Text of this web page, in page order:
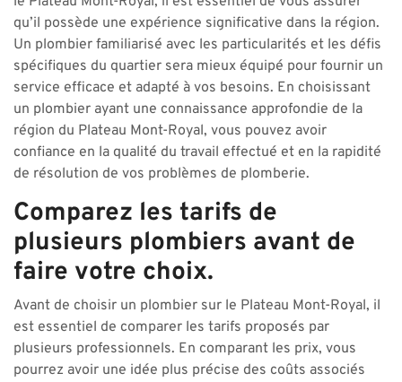
qu’il possède une expérience significative dans la région.
Un plombier familiarisé avec les particularités et les défis
spécifiques du quartier sera mieux équipé pour fournir un
service efficace et adapté à vos besoins. En choisissant
un plombier ayant une connaissance approfondie de la
région du Plateau Mont-Royal, vous pouvez avoir
confiance en la qualité du travail effectué et en la rapidité
de résolution de vos problèmes de plomberie.
Comparez les tarifs de
plusieurs plombiers avant de
faire votre choix.
Avant de choisir un plombier sur le Plateau Mont-Royal, il
est essentiel de comparer les tarifs proposés par
plusieurs professionnels. En comparant les prix, vous
pourrez avoir une idée plus précise des coûts associés